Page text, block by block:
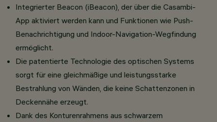
Integrierter Beacon (iBeacon), der über die Casambi-
App aktiviert werden kann und Funktionen wie Push-
Benachrichtigung und Indoor-Navigation-Wegfindung
ermöglicht.
Die patentierte Technologie des optischen Systems
sorgt für eine gleichmäßige und leistungsstarke
Bestrahlung von Wänden, die keine Schattenzonen in
Deckennähe erzeugt.
Dank des Konturenrahmens aus schwarzem